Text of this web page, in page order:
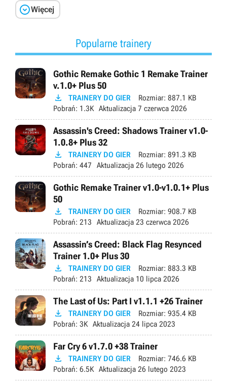
Więcej
Popularne trainery
Gothic Remake Gothic 1 Remake Trainer
v.1.0+ Plus 50
 TRAINERY DO GIER Rozmiar: 887.1 KB
Pobrań: 1.3K Aktualizacja 7 czerwca 2026
Assassin's Creed: Shadows Trainer v1.0-
1.0.8+ Plus 32
 TRAINERY DO GIER Rozmiar: 891.3 KB
Pobrań: 447 Aktualizacja 26 lutego 2026
Gothic Remake Trainer v1.0-v1.0.1+ Plus
50
 TRAINERY DO GIER Rozmiar: 908.7 KB
Pobrań: 213 Aktualizacja 23 czerwca 2026
Assassin’s Creed: Black Flag Resynced
Trainer 1.0+ Plus 30
 TRAINERY DO GIER Rozmiar: 883.3 KB
Pobrań: 213 Aktualizacja 10 lipca 2026
The Last of Us: Part I v1.1.1 +26 Trainer
 TRAINERY DO GIER Rozmiar: 935.4 KB
Pobrań: 3K Aktualizacja 24 lipca 2023
Far Cry 6 v1.7.0 +38 Trainer
 TRAINERY DO GIER Rozmiar: 746.6 KB
Pobrań: 6.5K Aktualizacja 26 lutego 2023